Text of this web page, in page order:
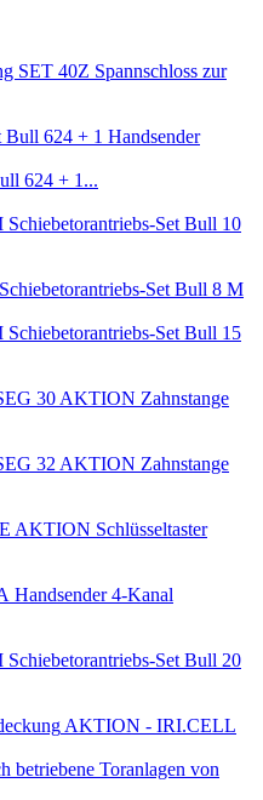
Spannschloss zur
624 + 1...
Schiebetorantriebs-Set Bull 10
Schiebetorantriebs-Set Bull 8 M
Schiebetorantriebs-Set Bull 15
AKTION Zahnstange
AKTION Zahnstange
AKTION Schlüsseltaster
Handsender 4-Kanal
Schiebetorantriebs-Set Bull 20
AKTION - IRI.CELL